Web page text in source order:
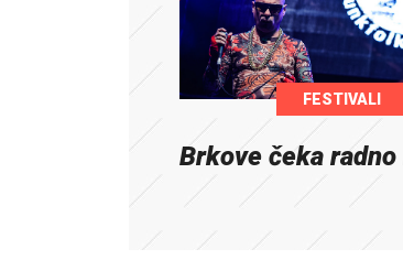
FESTIVALI
Brkove čeka